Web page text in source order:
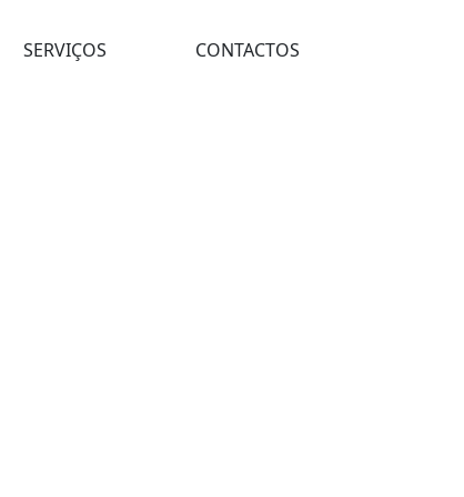
SERVIÇOS CONTACTOS